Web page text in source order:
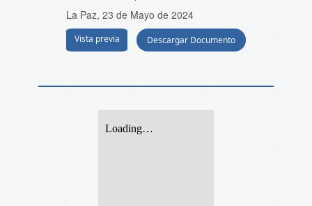
La Paz, 23 de Mayo de 2024
Vista previa Descargar Documento